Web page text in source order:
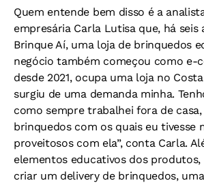
Quem entende bem disso é a
empresária Carla Lutisa que, há seis
Brinque Aí, uma loja de brinquedos
negócio também começou como e-
desde 2021, ocupa uma loja no
surgiu de uma demanda minha.
como sempre trabalhei fora de
brinquedos com os quais eu tivesse
proveitosos com ela”, conta Carla.
elementos educativos dos produtos,
criar um delivery de brinquedos,